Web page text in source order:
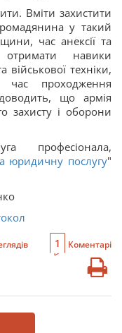
Вміти захистити
у такий
час анексії та
навики
військової техніки,
час проходження
що армія
захисту і оборони
професіонала,
юридичну послугу"
1 Коментарі